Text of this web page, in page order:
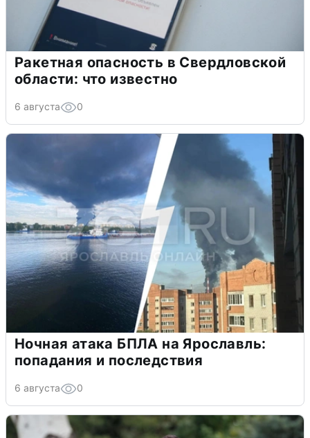
Ракетная опасность в Свердловской
области: что известно
6 августа 0
Ночная атака БПЛА на Ярославль:
попадания и последствия
6 августа 0